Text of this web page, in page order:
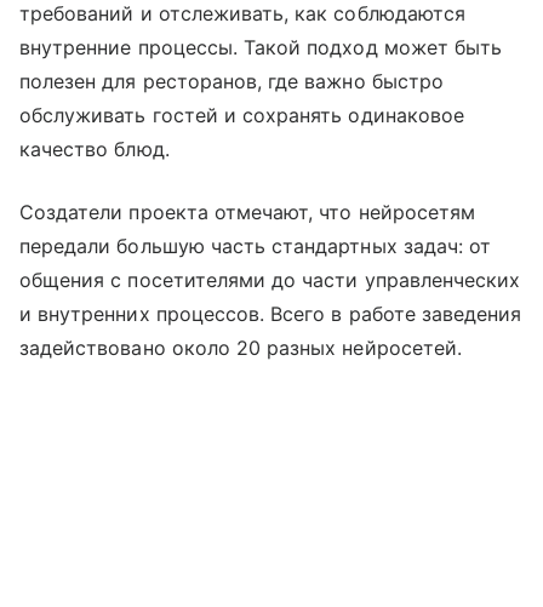
требований и отслеживать, как соблюдаются
внутренние процессы. Такой подход может быть
полезен для ресторанов, где важно быстро
обслуживать гостей и сохранять одинаковое
качество блюд.
Создатели проекта отмечают, что нейросетям
передали большую часть стандартных задач: от
общения с посетителями до части управленческих
и внутренних процессов. Всего в работе заведения
задействовано около 20 разных нейросетей.